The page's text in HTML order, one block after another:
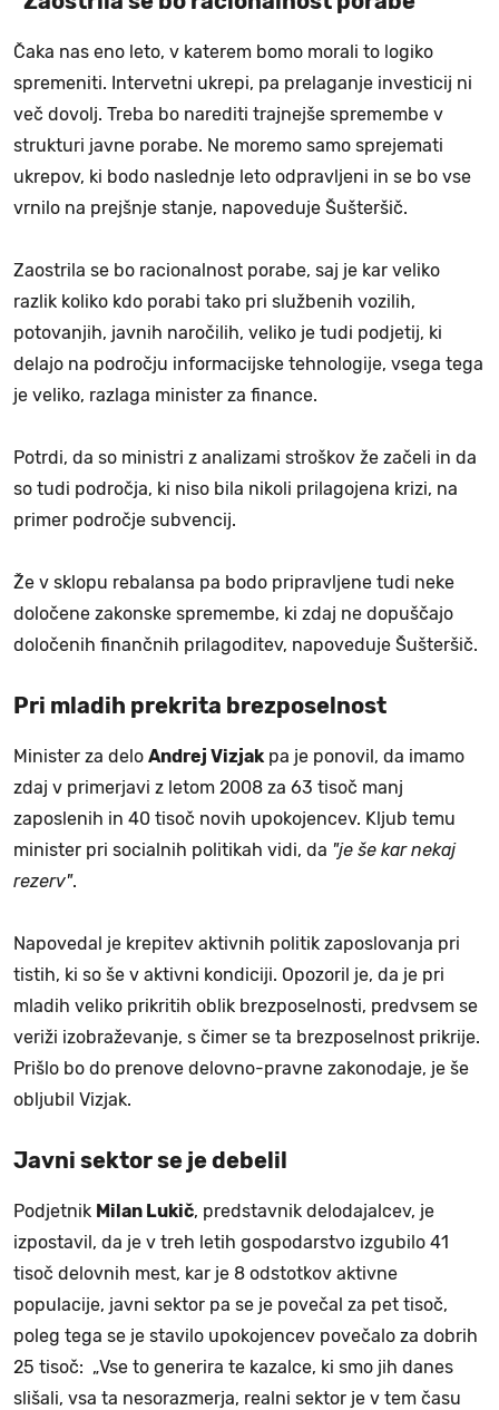
Čaka nas eno leto, v katerem bomo morali to logiko
spremeniti. Intervetni ukrepi, pa prelaganje investicij ni
več dovolj. Treba bo narediti trajnejše spremembe v
strukturi javne porabe. Ne moremo samo sprejemati
ukrepov, ki bodo naslednje leto odpravljeni in se bo vse
vrnilo na prejšnje stanje, napoveduje Šušteršič.
Zaostrila se bo racionalnost porabe, saj je kar veliko
razlik koliko kdo porabi tako pri službenih vozilih,
potovanjih, javnih naročilih, veliko je tudi podjetij, ki
delajo na področju informacijske tehnologije, vsega tega
je veliko, razlaga minister za finance.
Potrdi, da so ministri z analizami stroškov že začeli in da
so tudi področja, ki niso bila nikoli prilagojena krizi, na
primer področje subvencij.
Že v sklopu rebalansa pa bodo pripravljene tudi neke
določene zakonske spremembe, ki zdaj ne dopuščajo
določenih finančnih prilagoditev, napoveduje Šušteršič.
Pri mladih prekrita brezposelnost
Minister za delo Andrej Vizjakpa je ponovil, da imamo
zdaj v primerjavi z letom 2008 za 63 tisoč manj
zaposlenih in 40 tisoč novih upokojencev. Kljub temu
minister pri socialnih politikah vidi, da "je še kar nekaj
rezerv".
Napovedal je krepitev aktivnih politik zaposlovanja pri
tistih, ki so še v aktivni kondiciji. Opozoril je, da je pri
mladih veliko prikritih oblik brezposelnosti, predvsem se
veriži izobraževanje, s čimer se ta brezposelnost prikrije.
Prišlo bo do prenove delovno-pravne zakonodaje, je še
obljubil Vizjak.
Javni sektor se je debelil
Podjetnik Milan Lukič, predstavnik delodajalcev, je
izpostavil, da je v treh letih gospodarstvo izgubilo 41
tisoč delovnih mest, kar je 8 odstotkov aktivne
populacije, javni sektor pa se je povečal za pet tisoč,
poleg tega se je stavilo upokojencev povečalo za dobrih
25 tisoč: „Vse to generira te kazalce, ki smo jih danes
slišali, vsa ta nesorazmerja, realni sektor je v tem času